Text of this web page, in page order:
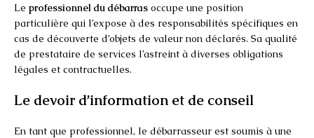
Le professionnel du débarras occupe une position
particulière qui l’expose à des responsabilités spécifiques en
cas de découverte d’objets de valeur non déclarés. Sa qualité
de prestataire de services l’astreint à diverses obligations
légales et contractuelles.
Le devoir d’information et de conseil
En tant que professionnel, le débarrasseur est soumis à une